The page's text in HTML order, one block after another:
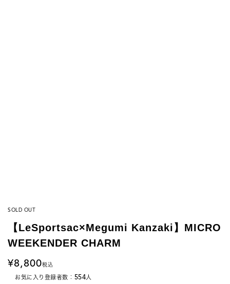
SOLD OUT
【LeSportsac×Megumi Kanzaki】MICRO
WEEKENDER CHARM
8,800税込
お気に入り登録者数： 554人